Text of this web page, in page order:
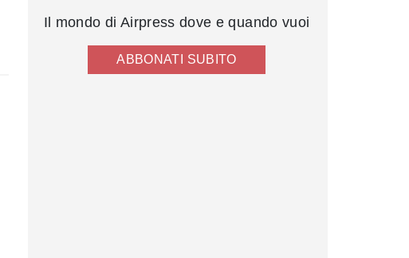
Il mondo di Airpress dove e quando vuoi
ABBONATI SUBITO